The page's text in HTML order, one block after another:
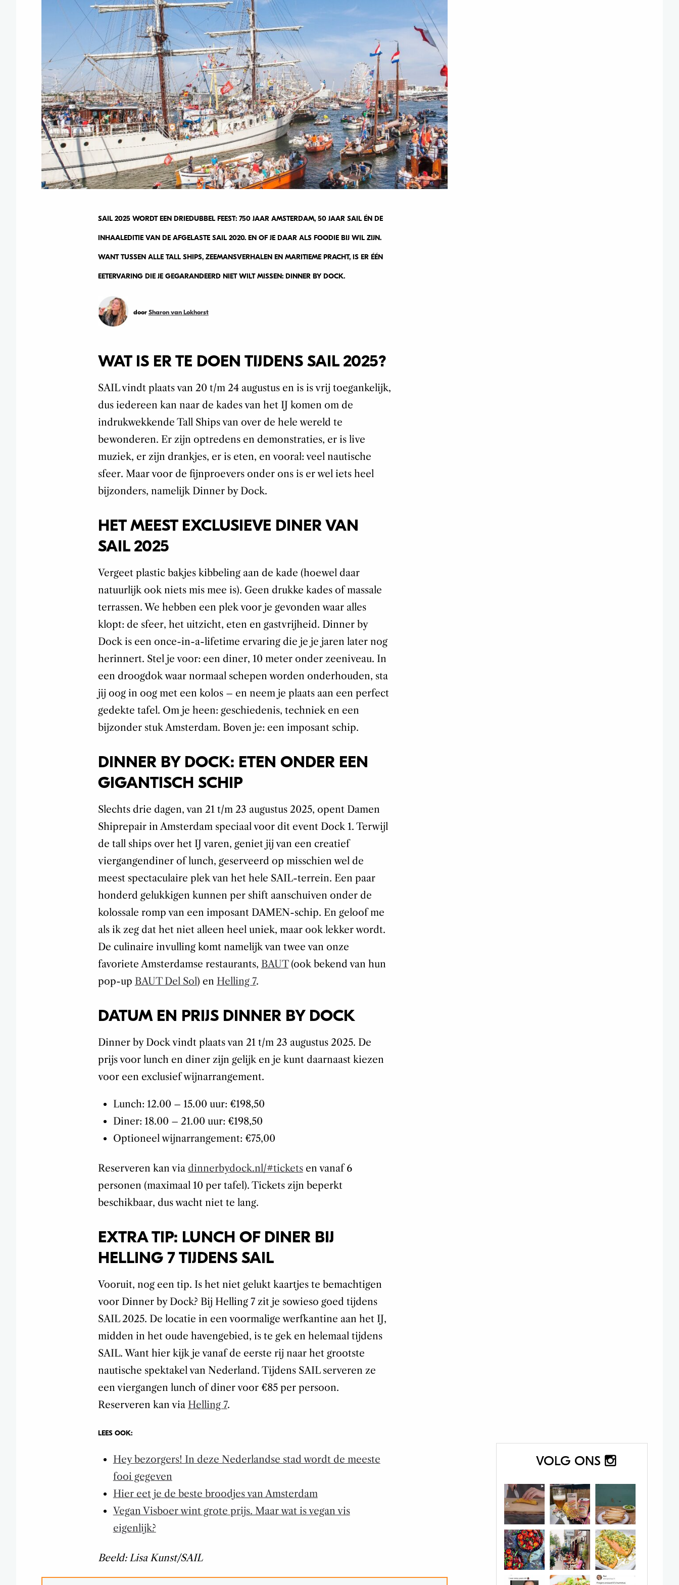
VOLG ONS
SAIL 2025 WORDT EEN DRIEDUBBEL FEEST: 750 JAAR AMSTERDAM, 50 JAAR SAIL ÉN DE
INHAALEDITIE VAN DE AFGELASTE SAIL 2020. EN OF JE DAAR ALS FOODIE BIJ WIL ZIJN.
WANT TUSSEN ALLE TALL SHIPS, ZEEMANSVERHALEN EN MARITIEME PRACHT, IS ER ÉÉN
EETERVARING DIE JE GEGARANDEERD NIET WILT MISSEN: DINNER BY DOCK.
door Sharon van Lokhorst
WAT IS ER TE DOEN TIJDENS SAIL 2025?
SAIL vindt plaats van 20 t/m 24 augustus en is is vrij toegankelijk,
dus iedereen kan naar de kades van het IJ komen om de
indrukwekkende Tall Ships van over de hele wereld te
bewonderen. Er zijn optredens en demonstraties, er is live
muziek, er zijn drankjes, er is eten, en vooral: veel nautische
sfeer. Maar voor de fijnproevers onder ons is er wel iets heel
bijzonders, namelijk Dinner by Dock.
HET MEEST EXCLUSIEVE DINER VAN
SAIL 2025
Vergeet plastic bakjes kibbeling aan de kade (hoewel daar
natuurlijk ook niets mis mee is). Geen drukke kades of massale
terrassen. We hebben een plek voor je gevonden waar alles
klopt: de sfeer, het uitzicht, eten en gastvrijheid. Dinner by
Dock is een once-in-a-lifetime ervaring die je je jaren later nog
herinnert. Stel je voor: een diner, 10 meter onder zeeniveau. In
een droogdok waar normaal schepen worden onderhouden, sta
jij oog in oog met een kolos – en neem je plaats aan een perfect
gedekte tafel. Om je heen: geschiedenis, techniek en een
bijzonder stuk Amsterdam. Boven je: een imposant schip.
DINNER BY DOCK: ETEN ONDER EEN
GIGANTISCH SCHIP
Slechts drie dagen, van 21 t/m 23 augustus 2025, opent Damen
Shiprepair in Amsterdam speciaal voor dit event Dock 1. Terwijl
de tall ships over het IJ varen, geniet jij van een creatief
viergangendiner of lunch, geserveerd op misschien wel de
meest spectaculaire plek van het hele SAIL-terrein. Een paar
honderd gelukkigen kunnen per shift aanschuiven onder de
kolossale romp van een imposant DAMEN-schip. En geloof me
als ik zeg dat het niet alleen heel uniek, maar ook lekker wordt.
De culinaire invulling komt namelijk van twee van onze
favoriete Amsterdamse restaurants, BAUT(ook bekend van hun
pop-up BAUT Del Sol) en Helling 7.
DATUM EN PRIJS DINNER BY DOCK
Dinner by Dock vindt plaats van 21 t/m 23 augustus 2025. De
prijs voor lunch en diner zijn gelijk en je kunt daarnaast kiezen
voor een exclusief wijnarrangement.
Lunch: 12.00 – 15.00 uur: €198,50
Diner: 18.00 – 21.00 uur: €198,50
Optioneel wijnarrangement: €75,00
Reserveren kan via dinnerbydock.nl/#ticketsen vanaf 6
personen (maximaal 10 per tafel). Tickets zijn beperkt
beschikbaar, dus wacht niet te lang.
EXTRA TIP: LUNCH OF DINER BIJ
HELLING 7 TIJDENS SAIL
Vooruit, nog een tip. Is het niet gelukt kaartjes te bemachtigen
voor Dinner by Dock? Bij Helling 7 zit je sowieso goed tijdens
SAIL 2025. De locatie in een voormalige werfkantine aan het IJ,
midden in het oude havengebied, is te gek en helemaal tijdens
SAIL. Want hier kijk je vanaf de eerste rij naar het grootste
nautische spektakel van Nederland. Tijdens SAIL serveren ze
een viergangen lunch of diner voor €85 per persoon.
Reserveren kan via Helling 7.
LEES OOK:
Hey bezorgers! In deze Nederlandse stad wordt de meeste
fooi gegeven
Hier eet je de beste broodjes van Amsterdam
Vegan Visboer wint grote prijs. Maar wat is vegan vis
eigenlijk?
Beeld: Lisa Kunst/SAIL